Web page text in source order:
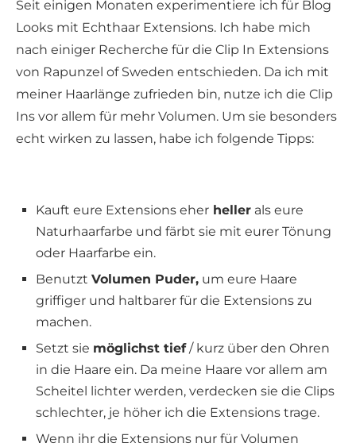
Seit einigen Monaten experimentiere ich für Blog
Looks mit Echthaar Extensions. Ich habe mich
nach einiger Recherche für die Clip In Extensions
von Rapunzel of Sweden entschieden. Da ich mit
meiner Haarlänge zufrieden bin, nutze ich die Clip
Ins vor allem für mehr Volumen. Um sie besonders
echt wirken zu lassen, habe ich folgende Tipps:
Kauft eure Extensions eher heller als eure
Naturhaarfarbe und färbt sie mit eurer Tönung
oder Haarfarbe ein.
Benutzt Volumen Puder, um eure Haare
griffiger und haltbarer für die Extensions zu
machen.
Setzt sie möglichst tief/ kurz über den Ohren
in die Haare ein. Da meine Haare vor allem am
Scheitel lichter werden, verdecken sie die Clips
schlechter, je höher ich die Extensions trage.
Wenn ihr die Extensions nur für Volumen